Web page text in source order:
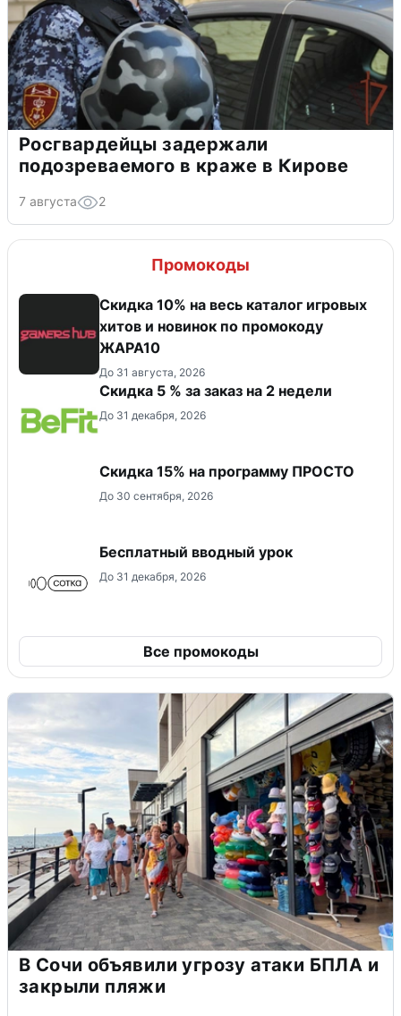
Росгвардейцы задержали
подозреваемого в краже в Кирове
7 августа 2
Промокоды
Скидка 10% на весь каталог игровых
хитов и новинок по промокоду
ЖАРА10
До 31 августа, 2026
Скидка 5 % за заказ на 2 недели
До 31 декабря, 2026
Скидка 15% на программу ПРОСТО
До 30 сентября, 2026
Бесплатный вводный урок
До 31 декабря, 2026
Все промокоды
В Сочи объявили угрозу атаки БПЛА и
закрыли пляжи